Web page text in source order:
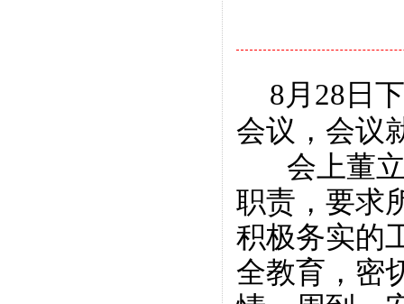
8月 28 日
会议，会议
会上董
职责，要求
积极务实的
全教育，密